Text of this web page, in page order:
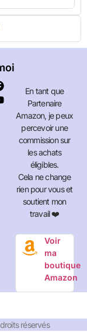
En tant que
Partenaire
Amazon, je peux
percevoir une
commission sur
les achats
éligibles.
Cela ne change
rien pour vous et
soutient mon
travail ❤️
Voir
ma
boutique
Amazon
réservés